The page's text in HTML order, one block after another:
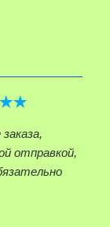
отправкой,